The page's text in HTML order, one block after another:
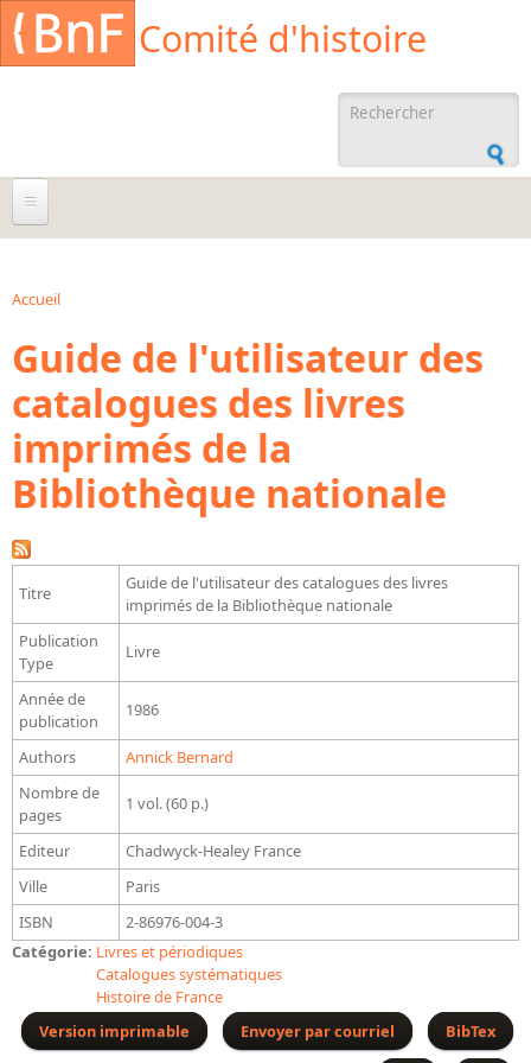
Aller au contenu principal
Comité d'histoire
recherche
À propos
Agenda
Ressources documentaires
Archives administratives
Archives orales
Bibliographies
Bibliographie sur la BnF
France
Dictionnaire de la BnF
Dictionnaire BnF : recherche avancée
Dictionnaire BnF : index
Dictionnaire des fonds spéciaux et des principales collections et
provenances
Recherche de fonds, collections et provenances
L'histoire de la BnF en objets
Explorer
Organigrammes de la bibliothèque
Rapports d'activité de la Bibliothèque
Répertoire
Accueil
Guide de l'utilisateur des
catalogues des livres
imprimés de la
Bibliothèque nationale
Titre
Guide de l'utilisateur des catalogues des livres
imprimés de la Bibliothèque nationale
Publication
Type
Livre
Année de
publication
1986
Authors
Annick Bernard
Nombre de
pages
1 vol. (60 p.)
Editeur
Chadwyck-Healey France
Ville
Paris
ISBN
2-86976-004-3
Catégorie: Livres et périodiques
Catalogues systématiques
Histoire de France
Version imprimable
Envoyer par courriel BibTex
Cookies management panel